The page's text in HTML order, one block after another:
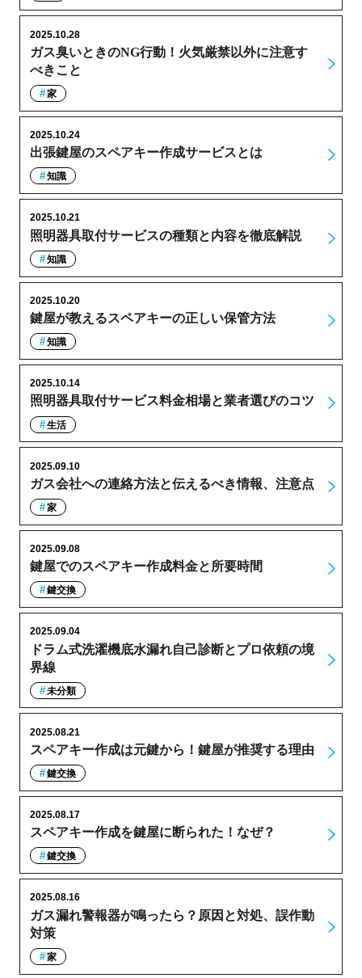
ガス臭いときのNG行動！火気厳禁以外に注意す
べきこと
2025.10.28
家
出張鍵屋のスペアキー作成サービスとは
2025.10.24
知識
照明器具取付サービスの種類と内容を徹底解説
2025.10.21
知識
鍵屋が教えるスペアキーの正しい保管方法
2025.10.20
知識
照明器具取付サービス料金相場と業者選びのコツ
2025.10.14
生活
ガス会社への連絡方法と伝えるべき情報、注意点
2025.09.10
家
鍵屋でのスペアキー作成料金と所要時間
2025.09.08
鍵交換
ドラム式洗濯機底水漏れ自己診断とプロ依頼の境
界線
2025.09.04
未分類
スペアキー作成は元鍵から！鍵屋が推奨する理由
2025.08.21
鍵交換
スペアキー作成を鍵屋に断られた！なぜ？
2025.08.17
鍵交換
ガス漏れ警報器が鳴ったら？原因と対処、誤作動
対策
2025.08.16
家